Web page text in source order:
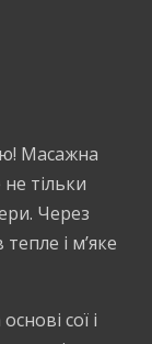
Масажна
тільки
Через
і м’яке
сої і